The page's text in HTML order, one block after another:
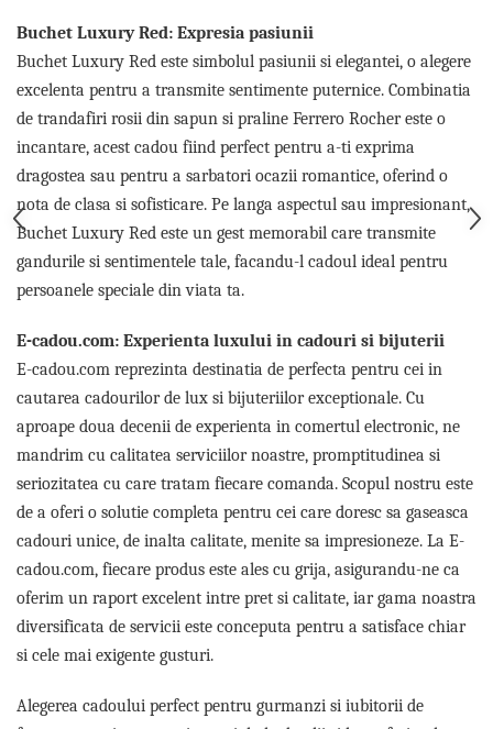
8 Martie
Cadouri pentru CUPLU El & Ea
Cadouri Iubitori de animale
Cadouri GRAVIDE
Cadouri pentru sportivi
Cadouri Pensionare
Cadouri Colegi, sefi sau angajati
Cadouri pentru Doctori
Cadouri pentru Sfânta Maria
Martisoare
Buchet Luxury Red: Expresia pasiunii
Buchet Luxury Red este simbolul pasiunii si elegantei, o alegere
excelenta pentru a transmite sentimente puternice. Combinatia
de trandafiri rosii din sapun si praline Ferrero Rocher este o
incantare, acest cadou fiind perfect pentru a-ti exprima
dragostea sau pentru a sarbatori ocazii romantice, oferind o
nota de clasa si sofisticare. Pe langa aspectul sau impresionant,
Buchet Luxury Red este un gest memorabil care transmite
gandurile si sentimentele tale, facandu-l cadoul ideal pentru
persoanele speciale din viata ta.
E-cadou.com: Experienta luxului in cadouri si bijuterii
E-cadou.com reprezinta destinatia de perfecta pentru cei in
cautarea cadourilor de lux si bijuteriilor exceptionale. Cu
aproape doua decenii de experienta in comertul electronic, ne
mandrim cu calitatea serviciilor noastre, promptitudinea si
seriozitatea cu care tratam fiecare comanda. Scopul nostru este
de a oferi o solutie completa pentru cei care doresc sa gaseasca
cadouri unice, de inalta calitate, menite sa impresioneze. La E-
cadou.com, fiecare produs este ales cu grija, asigurandu-ne ca
oferim un raport excelent intre pret si calitate, iar gama noastra
diversificata de servicii este conceputa pentru a satisface chiar
si cele mai exigente gusturi.
Alegerea cadoului perfect pentru gurmanzi si iubitorii de